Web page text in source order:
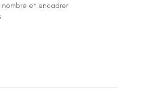
nombre et encadrer